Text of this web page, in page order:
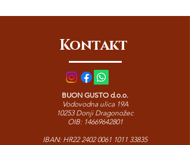
sastojak koji se savršeno uklapa u
Kontakt
BUON GUSTO d.o.o.
Vodovodna ulica 19A
10253 Donji Dragonožec
OIB: 14669642801
IBAN: HR222402 0061 1011 33835